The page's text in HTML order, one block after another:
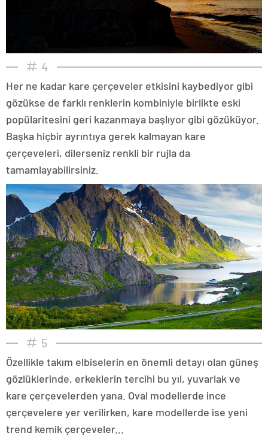
4
Her ne kadar kare çerçeveler etkisini kaybediyor gibi
gözükse de farklı renklerin kombiniyle birlikte eski
popülaritesini geri kazanmaya başlıyor gibi gözüküyor.
Başka hiçbir ayrıntıya gerek kalmayan kare
çerçeveleri, dilerseniz renkli bir rujla da
tamamlayabilirsiniz.
5
Özellikle takım elbiselerin en önemli detayı olan güneş
gözlüklerinde, erkeklerin tercihi bu yıl, yuvarlak ve
kare çerçevelerden yana. Oval modellerde ince
çerçevelere yer verilirken, kare modellerde ise yeni
trend kemik çerçeveler...